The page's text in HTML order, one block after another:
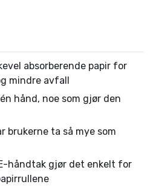
absorberende papir for
mindre avfall
hånd, noe som gjør den
brukerne ta så mye som
håndtak gjør det enkelt for